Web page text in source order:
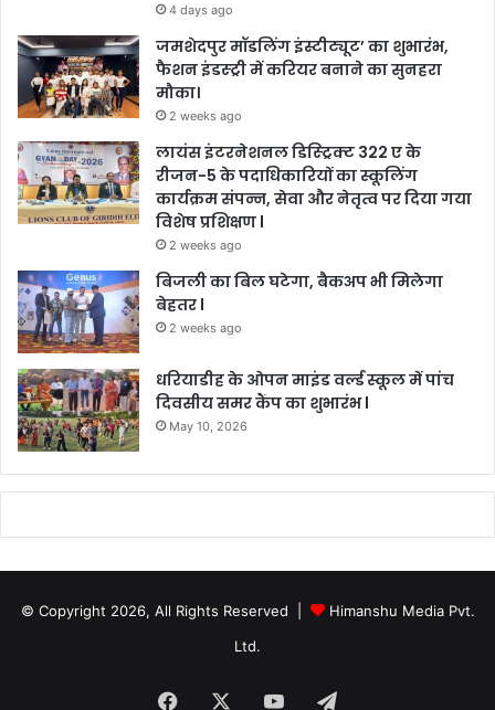
4 days ago
जमशेदपुर मॉडलिंग इंस्टीट्यूट’ का शुभारंभ,
फैशन इंडस्ट्री में करियर बनाने का सुनहरा
मौका।
2 weeks ago
लायंस इंटरनेशनल डिस्ट्रिक्ट 322 ए के
रीजन-5 के पदाधिकारियों का स्कूलिंग
कार्यक्रम संपन्न, सेवा और नेतृत्व पर दिया गया
विशेष प्रशिक्षण l
2 weeks ago
बिजली का बिल घटेगा, बैकअप भी मिलेगा
बेहतर l
2 weeks ago
धरियाडीह के ओपन माइंड वर्ल्ड स्कूल में पांच
दिवसीय समर कैंप का शुभारंभ l
May 10, 2026
© Copyright 2026, All Rights Reserved |
Himanshu Media Pvt.
Ltd.
Facebook YouTubeTelegram